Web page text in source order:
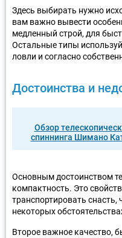
Здесь выбирать нужно
вам важно вывести
медленный строй, для
Остальные типы
ловли и согласно
Достоинства и
Обзор
спиннинга Шимано
Основным достоинством
компактность. Это
транспортировать
некоторых
Второе важное качество,